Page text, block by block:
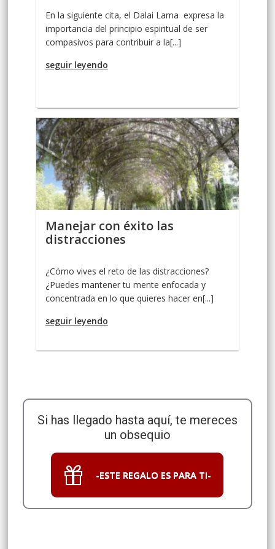
En la siguiente cita, el Dalai Lama expresa la
importancia del principio espiritual de ser
compasivos para contribuir a la[...]
seguir leyendo
Manejar con éxito las
distracciones
¿Cómo vives el reto de las distracciones?
¿Puedes mantener tu mente enfocada y
concentrada en lo que quieres hacer en[...]
seguir leyendo
Si has llegado hasta aquí, te mereces
un obsequio
-ESTE REGALO ES PARA TI-